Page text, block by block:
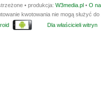
• produkcja: W3media.pl • O
kwotowania nie mogą służyć
Dla właścicieli witryn